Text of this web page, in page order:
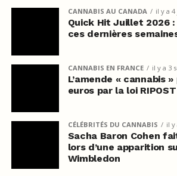
CANNABIS AU CANADA il y a
Quick Hit Juillet 2026 :
ces dernières
CANNABIS EN FRANCE il y a 3
L’amende « cannabis
euros par la loi RIPOST
CÉLÉBRITÉS DU CANNABIS il y
Sacha Baron Cohen
lors d’une apparition
Wimbledon